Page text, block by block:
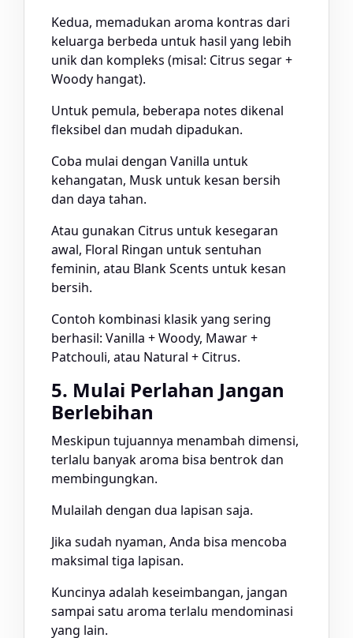
Kedua, memadukan aroma kontras dari
keluarga berbeda untuk hasil yang lebih
unik dan kompleks (misal: Citrus segar +
Woody hangat).
Untuk pemula, beberapa notes dikenal
fleksibel dan mudah dipadukan.
Coba mulai dengan Vanilla untuk
kehangatan, Musk untuk kesan bersih
dan daya tahan.
Atau gunakan Citrus untuk kesegaran
awal, Floral Ringan untuk sentuhan
feminin, atau Blank Scents untuk kesan
bersih.
Contoh kombinasi klasik yang sering
berhasil: Vanilla + Woody, Mawar +
Patchouli, atau Natural + Citrus.
5. Mulai Perlahan Jangan
Berlebihan
Meskipun tujuannya menambah dimensi,
terlalu banyak aroma bisa bentrok dan
membingungkan.
Mulailah dengan dua lapisan saja.
Jika sudah nyaman, Anda bisa mencoba
maksimal tiga lapisan.
Kuncinya adalah keseimbangan, jangan
sampai satu aroma terlalu mendominasi
yang lain.